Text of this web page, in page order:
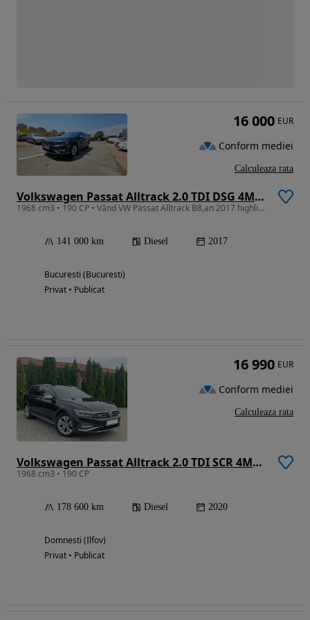
Volkswagen Passat Alltrack 2.0 TDI DSG 4Motion
1968 cm3 • 190 CP • Vând VW Passat Alltrack B8,an 2017 highline
141 000 km Diesel 2017
Bucuresti (Bucuresti)
Privat • Publicat
16 000 EUR
Conform mediei
Calculeaza rata
Volkswagen Passat Alltrack 2.0 TDI SCR 4Motion DSG (BMT)
1968 cm3 • 190 CP
178 600 km Diesel 2020
Domnesti (Ilfov)
Privat • Publicat
16 990 EUR
Conform mediei
Calculeaza rata